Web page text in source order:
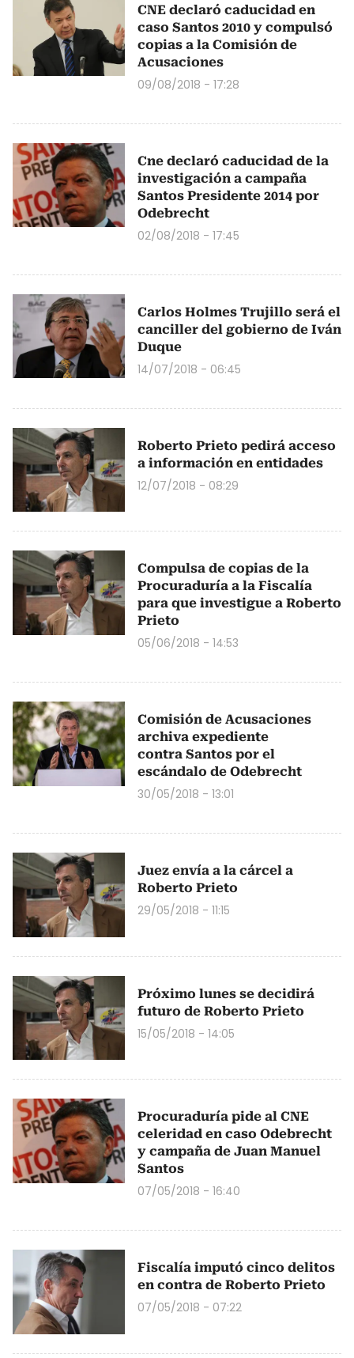
CNE declaró caducidad en
caso Santos 2010 y compulsó
copias a la Comisión de
Acusaciones
09/08/2018 - 17:28
Cne declaró caducidad de la
investigación a campaña
Santos Presidente 2014 por
Odebrecht
02/08/2018 - 17:45
Carlos Holmes Trujillo será el
canciller del gobierno de Iván
Duque
14/07/2018 - 06:45
Roberto Prieto pedirá acceso
a información en entidades
12/07/2018 - 08:29
Compulsa de copias de la
Procuraduría a la Fiscalía
para que investigue a Roberto
Prieto
05/06/2018 - 14:53
Comisión de Acusaciones
archiva expediente
contra Santos por el
escándalo de Odebrecht
30/05/2018 - 13:01
Juez envía a la cárcel a
Roberto Prieto
29/05/2018 - 11:15
Próximo lunes se decidirá
futuro de Roberto Prieto
15/05/2018 - 14:05
Procuraduría pide al CNE
celeridad en caso Odebrecht
y campaña de Juan Manuel
Santos
07/05/2018 - 16:40
Fiscalía imputó cinco delitos
en contra de Roberto Prieto
07/05/2018 - 07:22